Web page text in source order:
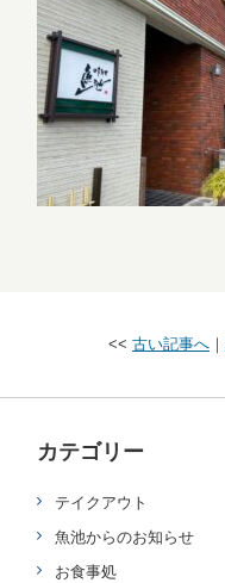
<< 古い記事へ ｜
カテゴリー
テイクアウト
魚池からのお知らせ
お食事処